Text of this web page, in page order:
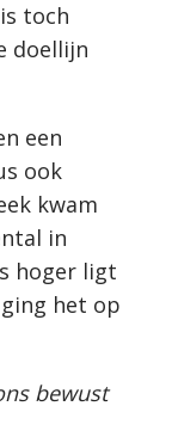
toch
doellijn
een
ook
kwam
in
hoger ligt
het op
bewust